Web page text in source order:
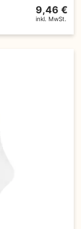
9,46 €
inkl. MwSt.